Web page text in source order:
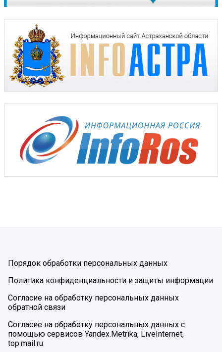
Порядок обработки персональных данных
Политика конфиденциальности и защиты информации
Согласие на обработку персональных данных
обратной связи
Согласие на обработку персональных данных с
помощью сервисов Yandex.Metrika, LiveInternet,
top.mail.ru